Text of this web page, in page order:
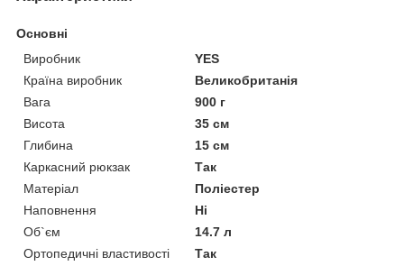
Основні
Виробник
YES
Країна виробник
Великобританія
Вага
900 г
Висота
35 см
Глибина
15 см
Каркасний рюкзак
Так
Матеріал
Поліестер
Наповнення
Ні
Об`єм
14.7 л
Ортопедичні властивості
Так